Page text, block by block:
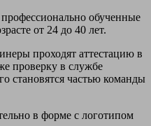
обученные
от 24 до 40 лет.
проходят аттестацию в
проверку в службе
становятся частью команды
в форме с логотипом